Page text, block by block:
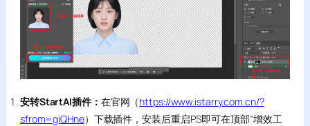
安转StartAI插件： 在官网（https://www.istarry.com.cn/?
sfrom=giQHne）下载插件，安装后重启PS即可在顶部“增效工